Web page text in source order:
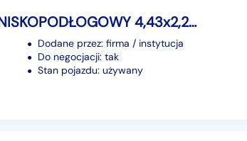
Iveco DAILY KONTENER NISKOPODŁOGOWY 4,43x2,23x2,42 SKLEP BAR KAMPER KLIMA KRAJOWY
Dodane przez: firma / instytucja
Do negocjacji: tak
Stan pojazdu: używany